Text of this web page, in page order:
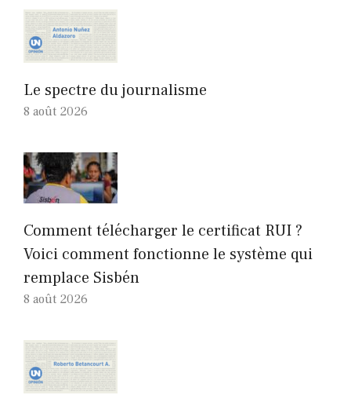
Le spectre du journalisme
8 août 2026
Comment télécharger le certificat RUI ?
Voici comment fonctionne le système qui
remplace Sisbén
8 août 2026